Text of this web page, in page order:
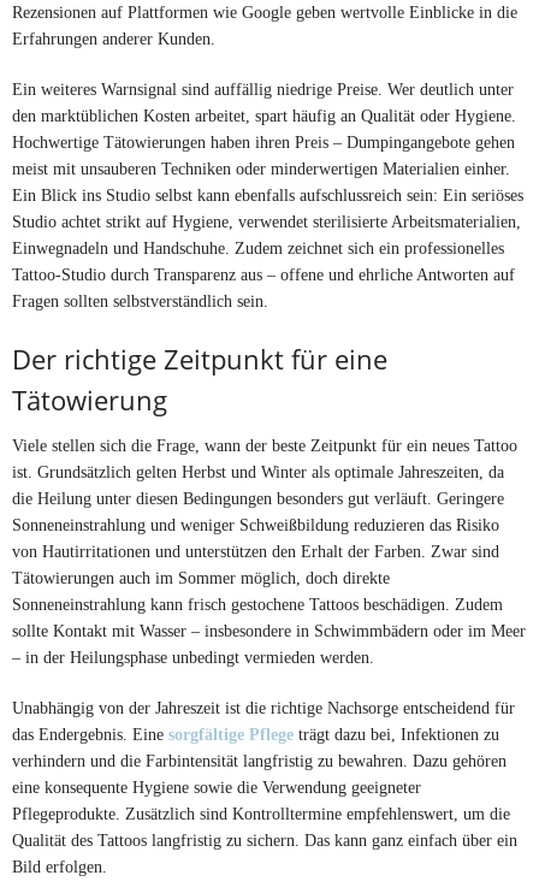
Rezensionen auf Plattformen wie Google geben wertvolle Einblicke in die
Erfahrungen anderer Kunden.
Ein weiteres Warnsignal sind auffällig niedrige Preise. Wer deutlich unter
den marktüblichen Kosten arbeitet, spart häufig an Qualität oder Hygiene.
Hochwertige Tätowierungen haben ihren Preis – Dumpingangebote gehen
meist mit unsauberen Techniken oder minderwertigen Materialien einher.
Ein Blick ins Studio selbst kann ebenfalls aufschlussreich sein: Ein seriöses
Studio achtet strikt auf Hygiene, verwendet sterilisierte Arbeitsmaterialien,
Einwegnadeln und Handschuhe. Zudem zeichnet sich ein professionelles
Tattoo-Studio durch Transparenz aus – offene und ehrliche Antworten auf
Fragen sollten selbstverständlich sein.
Der richtige Zeitpunkt für eine
Tätowierung
Viele stellen sich die Frage, wann der beste Zeitpunkt für ein neues Tattoo
ist. Grundsätzlich gelten Herbst und Winter als optimale Jahreszeiten, da
die Heilung unter diesen Bedingungen besonders gut verläuft. Geringere
Sonneneinstrahlung und weniger Schweißbildung reduzieren das Risiko
von Hautirritationen und unterstützen den Erhalt der Farben. Zwar sind
Tätowierungen auch im Sommer möglich, doch direkte
Sonneneinstrahlung kann frisch gestochene Tattoos beschädigen. Zudem
sollte Kontakt mit Wasser – insbesondere in Schwimmbädern oder im Meer
– in der Heilungsphase unbedingt vermieden werden.
Unabhängig von der Jahreszeit ist die richtige Nachsorge entscheidend für
das Endergebnis. Eine sorgfältige Pflege trägt dazu bei, Infektionen zu
verhindern und die Farbintensität langfristig zu bewahren. Dazu gehören
eine konsequente Hygiene sowie die Verwendung geeigneter
Pflegeprodukte. Zusätzlich sind Kontrolltermine empfehlenswert, um die
Qualität des Tattoos langfristig zu sichern. Das kann ganz einfach über ein
Bild erfolgen.